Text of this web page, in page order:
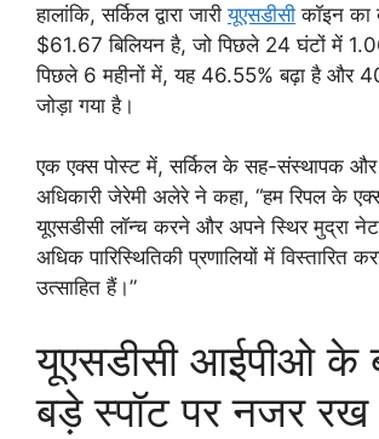
हालांकि, सर्किल द्वारा जारीयूएसडीसी कॉइन का
$61.67 बिलियन है, जो पिछले 24 घंटों में
पिछले 6 महीनों में, यह 46.55% बढ़ा है और
जोड़ा गया है।
एक एक्स पोस्ट में, सर्किल के सह-संस्थापक और
अधिकारी जेरेमी अलेरे ने कहा, “हम रिपल के
यूएसडीसी लॉन्च करने और अपने स्थिर मुद्रा
अधिक पारिस्थितिकी प्रणालियों में विस्तारित
उत्साहित हैं।”
यूएसडीसी आईपीओ के
बड़े स्पॉट पर नजर रख